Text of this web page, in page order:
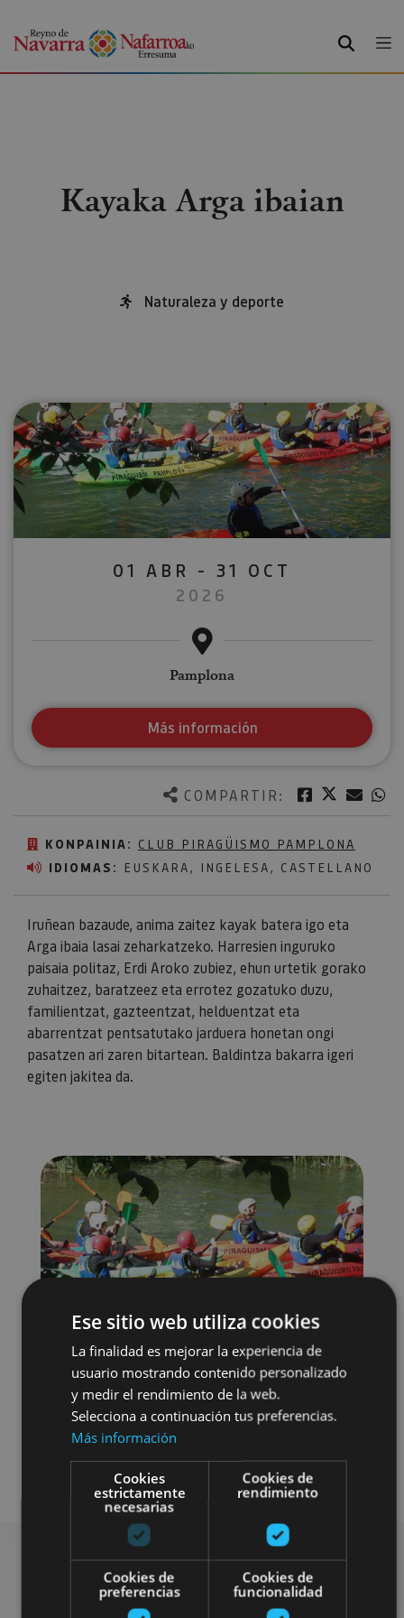
BILATU
Kayaka Arga ibaian
Naturaleza y deporte
COMPARTIR: Facebook
Twitter
KONPAINIA: CLUB PIRAGÜISMO PAMPLONA
IDIOMAS: EUSKARA, INGELESA, CASTELLANO
Iruñean bazaude, anima zaitez kayak batera igo eta
Arga ibaia lasai zeharkatzeko. Harresien inguruko
paisaia politaz, Erdi Aroko zubiez, ehun urtetik gorako
zuhaitzez, baratzeez eta errotez gozatuko duzu,
familientzat, gazteentzat, helduentzat eta
abarrentzat pentsatutako jarduera honetan ongi
pasatzen ari zaren bitartean. Baldintza bakarra igeri
egiten jakitea da.
01 ABR - 31 OCT
2026
Pamplona
Más información
Ese sitio web utiliza cookies
La finalidad es mejorar la experiencia de
usuario mostrando contenido personalizado
y medir el rendimiento de la web.
Selecciona a continuación tus preferencias.
Más información
Cookies
estrictamente
necesarias
Cookies de
rendimiento
Cookies de
preferencias
Cookies de
funcionalidad